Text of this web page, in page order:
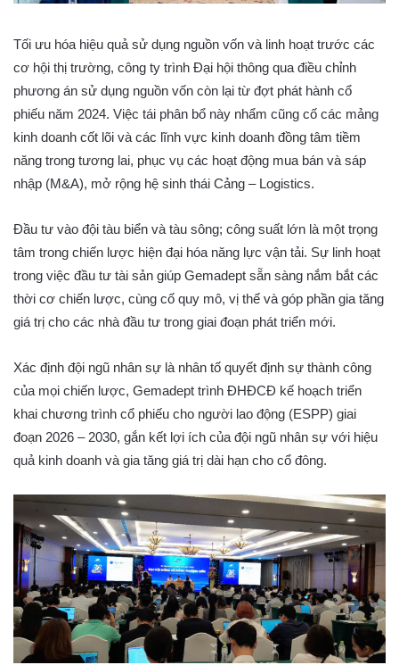
Tối ưu hóa hiệu quả sử dụng nguồn vốn và linh hoạt trước các
cơ hội thị trường, công ty trình Đại hội thông qua điều chỉnh
phương án sử dụng nguồn vốn còn lại từ đợt phát hành cổ
phiếu năm 2024. Việc tái phân bổ này nhẩm cũng cố các mảng
kinh doanh cốt lõi và các lĩnh vực kinh doanh đồng tâm tiềm
năng trong tương lai, phục vụ các hoạt động mua bán và sáp
nhập (M&A), mở rộng hệ sinh thái Cảng – Logistics.
Đầu tư vào đội tàu biển và tàu sông; công suất lớn là một trọng
tâm trong chiến lược hiện đại hóa năng lực vận tải. Sự linh hoạt
trong việc đầu tư tài sản giúp Gemadept sẵn sàng nắm bắt các
thời cơ chiến lược, cùng cố quy mô, vị thế và góp phần gia tăng
giá trị cho các nhà đầu tư trong giai đoạn phát triển mới.
Xác định đội ngũ nhân sự là nhân tố quyết định sự thành công
của mọi chiến lược, Gemadept trình ĐHĐCĐ kế hoạch triển
khai chương trình cổ phiếu cho người lao động (ESPP) giai
đoạn 2026 – 2030, gắn kết lợi ích của đội ngũ nhân sự với hiệu
quả kinh doanh và gia tăng giá trị dài hạn cho cổ đông.